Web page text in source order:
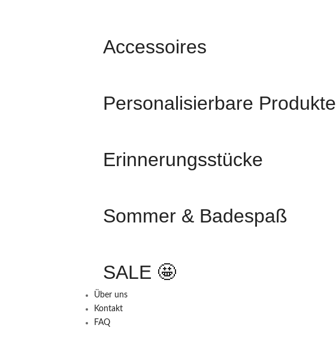
Accessoires
Personalisierbare Produkte
Erinnerungsstücke
Sommer & Badespaß
SALE 🤩
Über uns
Kontakt
FAQ